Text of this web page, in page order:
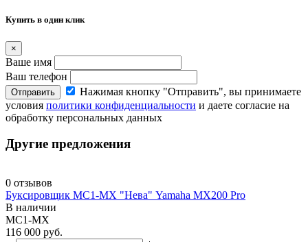
Купить в один клик
×
Ваше имя
Ваш телефон
Отправить
Нажимая кнопку "Отправить", вы принимаете
условия политики конфиденциальности и даете согласие на
обработку персональных данных
Другие предложения
0 отзывов
Буксировщик МС1-МХ "Нева" Yamaha MX200 Pro
В наличии
МС1-МХ
116 000 руб.